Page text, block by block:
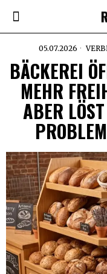
05.07.2026
BÄCKEREI
MEHR
ABER